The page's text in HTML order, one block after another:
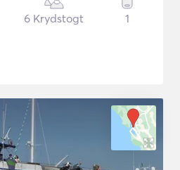
6 Krydstogt 1